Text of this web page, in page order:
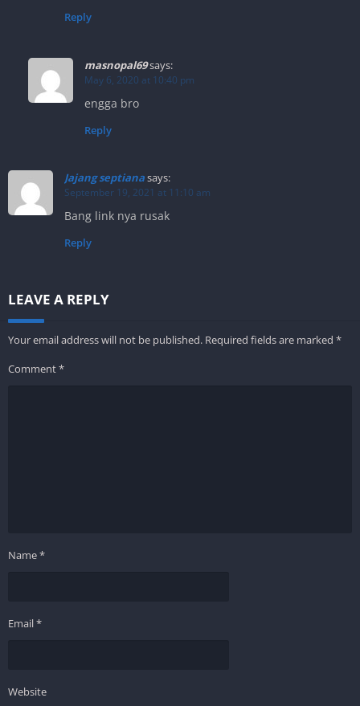
Reply
masnopal69says:
May 6, 2020 at 10:40 pm
engga bro
Reply
Jajang septianasays:
September 19, 2021 at 11:10 am
Bang link nya rusak
Reply
LEAVE A REPLY
Your email address will not be published. Required fields are marked *
Comment*
Name*
Email*
Website